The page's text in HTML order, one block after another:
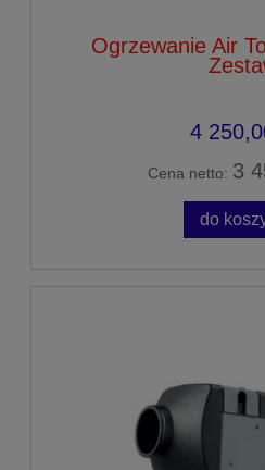
Ogrzewanie Air
4
Cena netto: 3
do